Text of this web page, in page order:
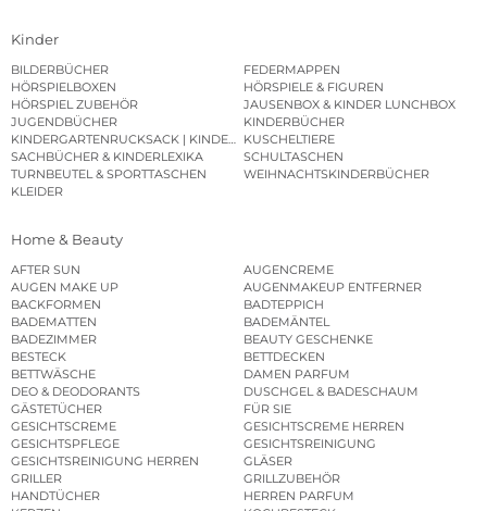
Kinder
BILDERBÜCHER
FEDERMAPPEN
HÖRSPIELBOXEN
HÖRSPIELE & FIGUREN
HÖRSPIEL ZUBEHÖR
JAUSENBOX & KINDER LUNCHBOX
JUGENDBÜCHER
KINDERBÜCHER
KINDERGARTENRUCKSACK | KINDERGARTENBEUTEL
KUSCHELTIERE
SACHBÜCHER & KINDERLEXIKA
SCHULTASCHEN
TURNBEUTEL & SPORTTASCHEN
WEIHNACHTSKINDERBÜCHER
KLEIDER
Home & Beauty
AFTER SUN
AUGENCREME
AUGEN MAKE UP
AUGENMAKEUP ENTFERNER
BACKFORMEN
BADTEPPICH
BADEMATTEN
BADEMÄNTEL
BADEZIMMER
BEAUTY GESCHENKE
BESTECK
BETTDECKEN
BETTWÄSCHE
DAMEN PARFUM
DEO & DEODORANTS
DUSCHGEL & BADESCHAUM
GÄSTETÜCHER
FÜR SIE
GESICHTSCREME
GESICHTSCREME HERREN
GESICHTSPFLEGE
GESICHTSREINIGUNG
GESICHTSREINIGUNG HERREN
GLÄSER
GRILLER
GRILLZUBEHÖR
HANDTÜCHER
HERREN PARFUM